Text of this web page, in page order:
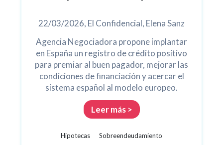
22/03/2026, El Confidencial, Elena Sanz
Agencia Negociadora propone implantar
en España un registro de crédito positivo
para premiar al buen pagador, mejorar las
condiciones de financiación y acercar el
sistema español al modelo europeo.
Leer más >
Hipotecas Sobreendeudamiento